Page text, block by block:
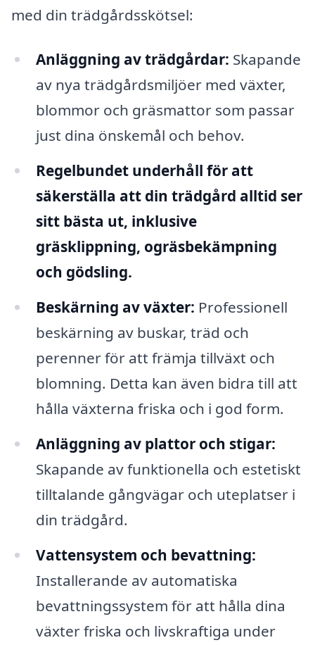
med din trädgårdsskötsel:
Anläggning av trädgårdar: Skapande
av nya trädgårdsmiljöer med växter,
blommor och gräsmattor som passar
just dina önskemål och behov.
Regelbundet underhåll för att
säkerställa att din trädgård alltid ser
sitt bästa ut, inklusive
gräsklippning, ogräsbekämpning
och gödsling.
Beskärning av växter: Professionell
beskärning av buskar, träd och
perenner för att främja tillväxt och
blomning. Detta kan även bidra till att
hålla växterna friska och i god form.
Anläggning av plattor och stigar:
Skapande av funktionella och estetiskt
tilltalande gångvägar och uteplatser i
din trädgård.
Vattensystem och bevattning:
Installerande av automatiska
bevattningssystem för att hålla dina
växter friska och livskraftiga under